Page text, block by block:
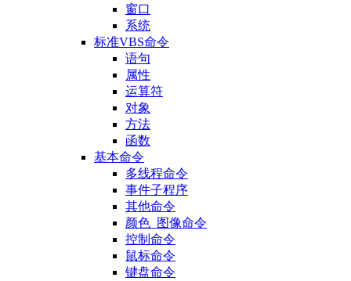
窗口
系统
标准VBS命令
语句
属性
运算符
对象
方法
函数
基本命令
多线程命令
事件子程序
其他命令
颜色_图像命令
控制命令
鼠标命令
键盘命令